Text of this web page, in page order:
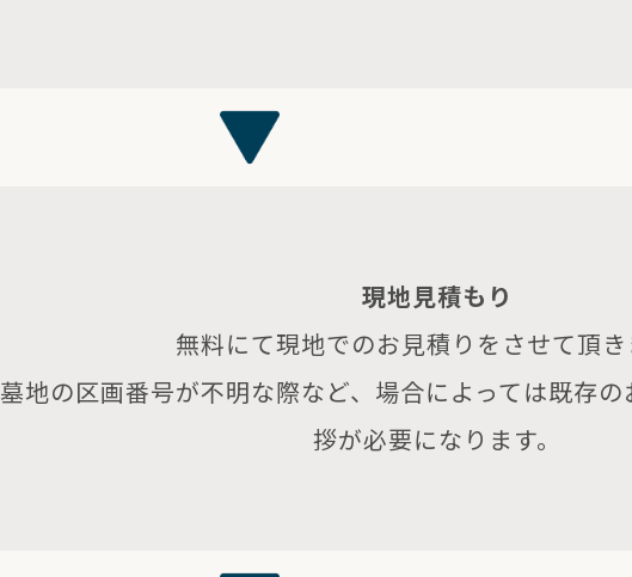
現地見積もり
無料にて現地でのお見積りをさせて頂き
墓地の区画番号が不明な際など、場合によっては既存
拶が必要になります。